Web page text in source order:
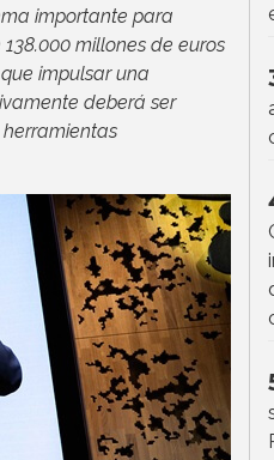
importante para
millones de euros
impulsar una
deberá ser